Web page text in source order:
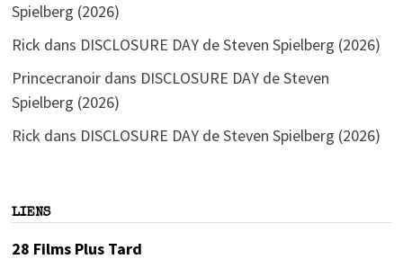
Spielberg (2026)
Rick dans DISCLOSURE DAY de Steven Spielberg (2026)
Princecranoirdans DISCLOSURE DAY de Steven
Spielberg (2026)
Rick dans DISCLOSURE DAY de Steven Spielberg (2026)
LIENS
28 Films Plus Tard